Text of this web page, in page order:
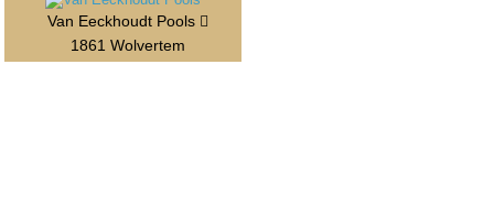
Van Eeckhoudt Pools
1861 Wolvertem